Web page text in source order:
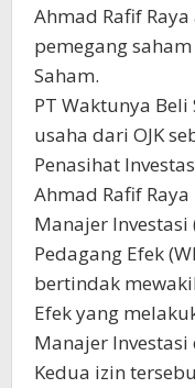
Ahmad Rafif
pemegang
Saham.
PT Waktunya
usaha dari OJK
Penasihat
Ahmad Rafif
Manajer Investasi
Pedagang Efek
bertindak
Efek yang
Manajer Investasi
Kedua izin